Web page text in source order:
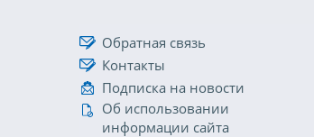
Обратная связь
Контакты
Подписка на новости
Об использовании
информации сайта